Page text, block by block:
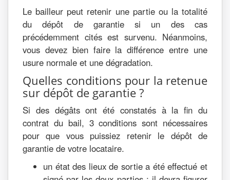
Le bailleur peut retenir une partie ou la totalité
du dépôt de garantie si un des cas
précédemment cités est survenu. Néanmoins,
vous devez bien faire la différence entre une
usure normale et une dégradation.
Quelles conditions pour la retenue
sur dépôt de garantie ?
Si des dégâts ont été constatés à la fin du
contrat du bail, 3 conditions sont nécessaires
pour que vous puissiez retenir le dépôt de
garantie de votre locataire.
un état des lieux de sortie a été effectué et